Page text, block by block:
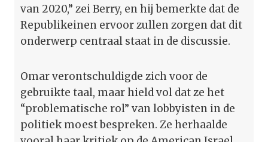
van 2020,” zei Berry, en hij bemerkte dat de
Republikeinen ervoor zullen zorgen dat dit
onderwerp centraal staat in de discussie.
Omar verontschuldigde zich voor de
gebruikte taal, maar hield vol dat ze het
“problematische rol” van lobbyisten in de
politiek moest bespreken. Ze herhaalde